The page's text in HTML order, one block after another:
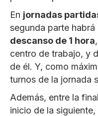
En jornadas
segunda parte
descanso de 1 hora
centro de trabajo, y
de él. Y, como
turnos de la jornada
Además, entre la
inicio de la